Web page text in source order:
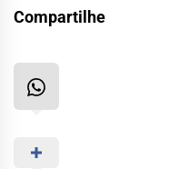
Compartilhe